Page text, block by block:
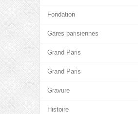
Fondation
Gares parisiennes
Grand Paris
Grand Paris
Gravure
Histoire